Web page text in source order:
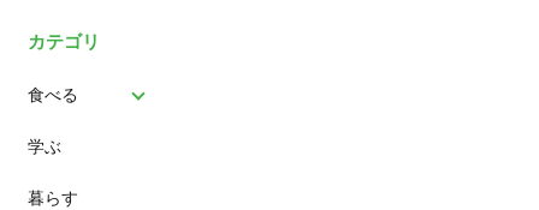
カテゴリ
食べる
パン
スイーツ
学ぶ
暮らす